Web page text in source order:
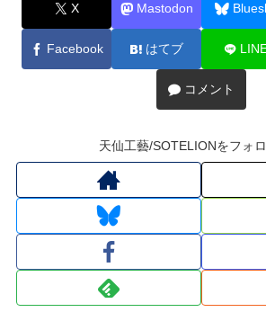
X Mastodon
Facebook はてブ
コメント
天仙工藝/SOTELIONをフォ